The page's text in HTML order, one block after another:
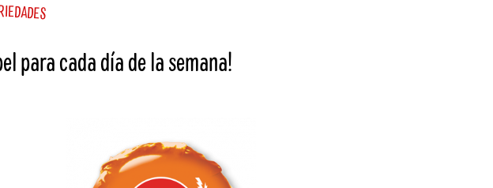
IEDADES
para cada día de la semana!